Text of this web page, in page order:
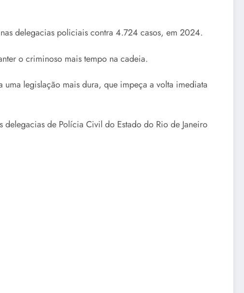
delegacias policiais contra 4.724 casos, em 2024.
o criminoso mais tempo na cadeia.
uma legislação mais dura, que impeça a volta imediata
delegacias de Polícia Civil do Estado do Rio de Janeiro